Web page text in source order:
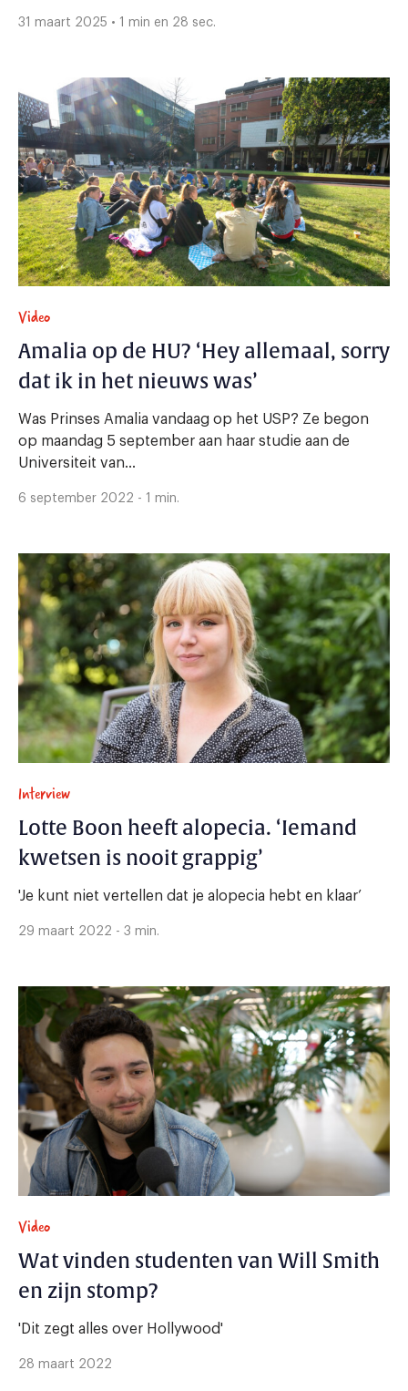
31 maart 2025 • 1 min en 28 sec.
Video
Amalia op de HU? ‘Hey allemaal, sorry
dat ik in het nieuws was’
Was Prinses Amalia vandaag op het USP? Ze begon
op maandag 5 september aan haar studie aan de
Universiteit van...
6 september 2022 - 1 min.
Interview
Lotte Boon heeft alopecia. ‘Iemand
kwetsen is nooit grappig’
'Je kunt niet vertellen dat je alopecia hebt en klaar’
29 maart 2022 - 3 min.
Video
Wat vinden studenten van Will Smith
en zijn stomp?
'Dit zegt alles over Hollywood'
28 maart 2022